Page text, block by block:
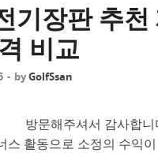
기장판 추천
비교
- byGolfSsan
방문해주셔서 감사합니
스 활동으로 소정의 수익